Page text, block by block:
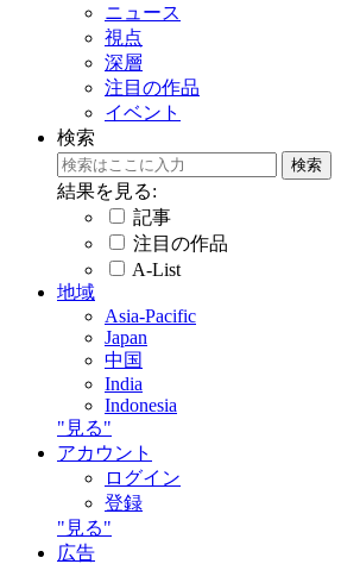
ニュース
視点
深層
注目の作品
イベント
検索
結果を見る:
記事
注目の作品
A-List
地域
Asia-Pacific
Japan
中国
India
Indonesia
"見る"
アカウント
ログイン
登録
"見る"
広告